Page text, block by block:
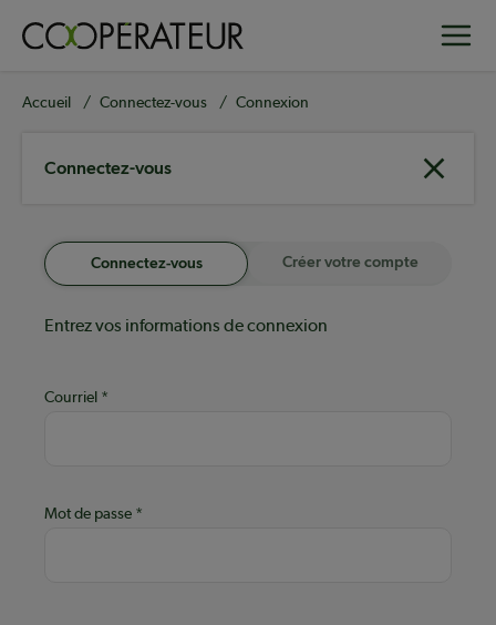
principal
Fil
Accueil Connectez-vous Connexion
Connectez-vous
Connectez-vous Créer votre compte
Entrez vos informations de connexion
Courriel
Mot de passe